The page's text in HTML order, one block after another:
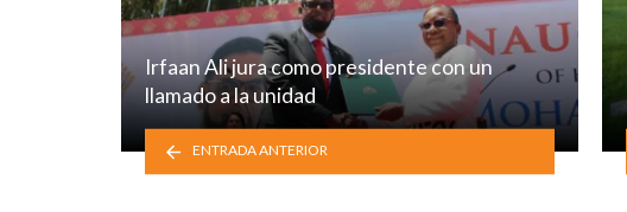
Irfaan Ali jura como presidente con un
llamado a la unidad
ENTRADA ANTERIOR